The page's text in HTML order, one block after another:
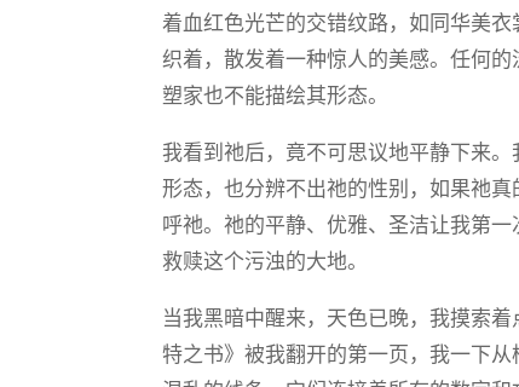
着血红色光芒的交错纹路，如同华美
织着，散发着一种惊人的美感。任何
塑家也不能描绘其形态。
我看到祂后，竟不可思议地平静下来
形态，也分辨不出祂的性别，如果祂
呼祂。祂的平静、优雅、圣洁让我第
救赎这个污浊的大地。
当我黑暗中醒来，天色已晚，我摸索
特之书》被我翻开的第一页，我一下